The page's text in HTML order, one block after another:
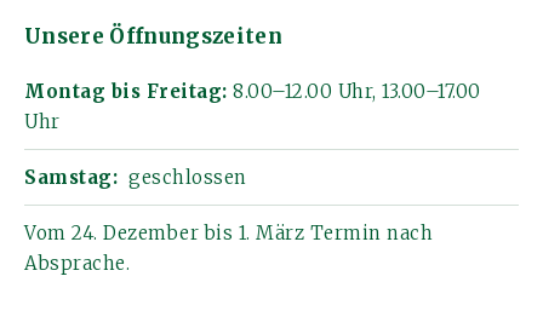
Unsere Öffnungszeiten
Montag bis Freitag: 8.00–12.00 Uhr, 13.00–17.00
Uhr
Samstag: geschlossen
Vom 24. Dezember bis 1. März Termin nach
Absprache.